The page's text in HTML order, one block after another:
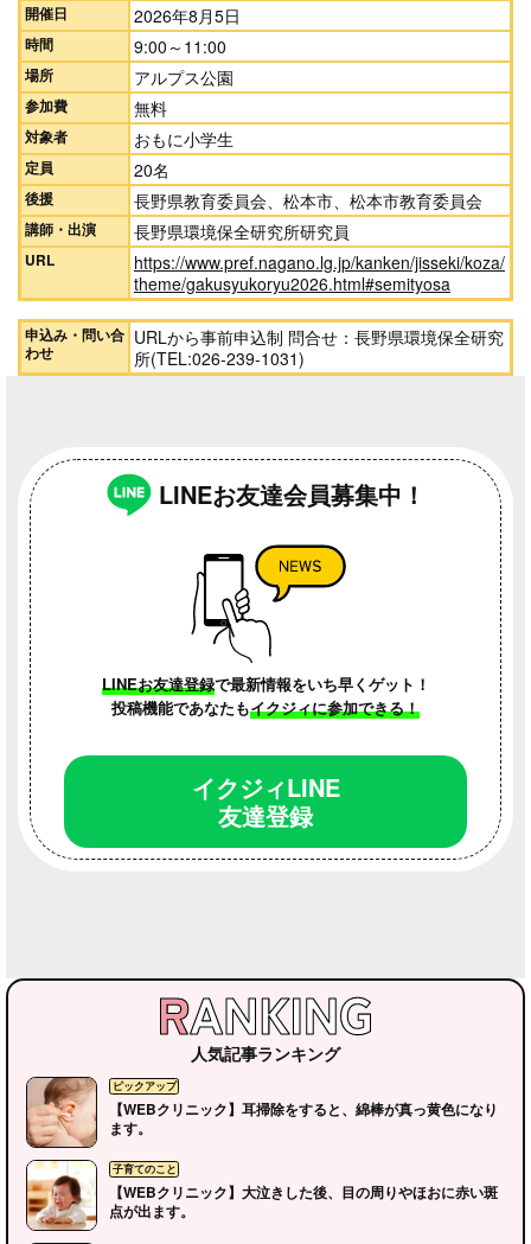
開催日 2026年8月5日
時間 9:00～11:00
場所 アルプス公園
参加費 無料
対象者 おもに小学生
定員 20名
後援 長野県教育委員会、松本市、松本市教育委員会
講師・出演 長野県環境保全研究所研究員
URL
https://www.pref.nagano.lg.jp/kanken/jisseki/koza/
theme/gakusyukoryu2026.html#semityosa
申込み・問い合
わせ
URLから事前申込制 問合せ：長野県環境保全研究
所(TEL:026-239-1031)
LINEお友達会員募集中！
LINEお友達登録で最新情報をいち早くゲット！
投稿機能であなたもイクジィに参加できる！
イクジィLINE
友達登録
人気記事ランキング
【WEBクリニック】耳掃除をすると、綿棒が真っ黄色になり
ます。
【WEBクリニック】大泣きした後、目の周りやほおに赤い斑
点が出ます。